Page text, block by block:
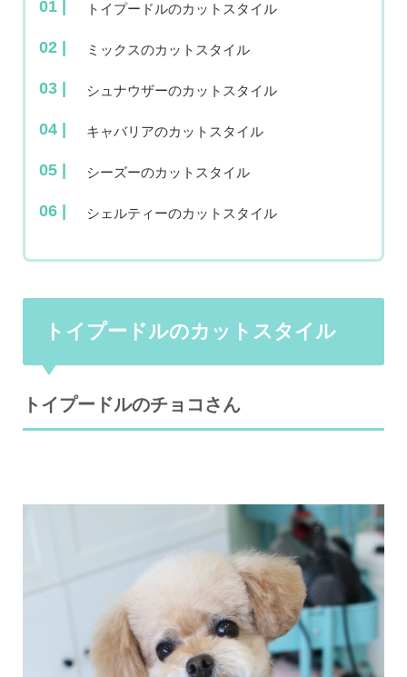
トイプードルのカットスタイル
ミックスのカットスタイル
シュナウザーのカットスタイル
キャバリアのカットスタイル
シーズーのカットスタイル
シェルティーのカットスタイル
トイプードルのカットスタイル
トイプードルのチョコさん